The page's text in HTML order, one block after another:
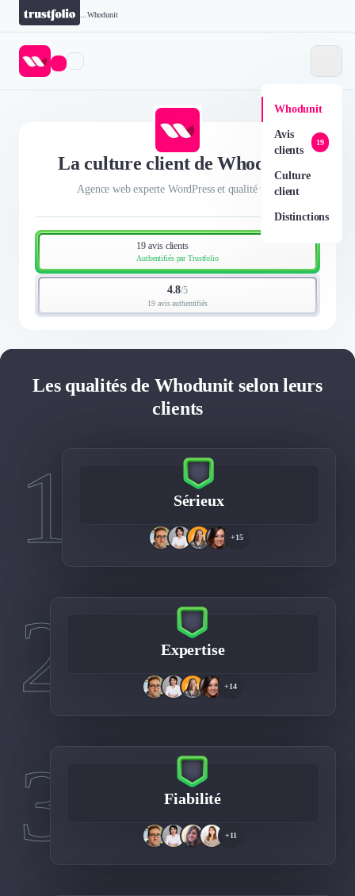
Whodunit
Whodunit
Avis
clients
19
Culture
client
Distinctions
La culture client de Whodunit
Agence web experte WordPress et qualité web
19 avis clients
Authentifiés par Trustfolio
4.8/5
19 avis authentifiés
Les qualités de Whodunit selon leurs
clients
1 Sérieux
+15
2 Expertise
+14
3 Fiabilité
+11